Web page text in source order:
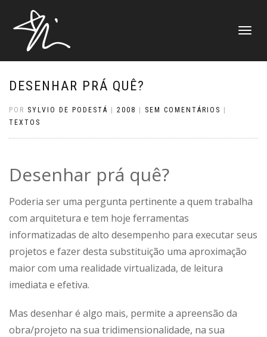
ALTERNAR
DESENHAR PRÁ QUÊ?
POR SYLVIO DE PODESTÁ 2008 SEM COMENTÁRIOS
TEXTOS
Desenhar prá quê?
Poderia ser uma pergunta pertinente a quem trabalha
com arquitetura e tem hoje ferramentas
informatizadas de alto desempenho para executar seus
projetos e fazer desta substituição uma aproximação
maior com uma realidade virtualizada, de leitura
imediata e efetiva.
Mas desenhar é algo mais, permite a apreensão da
obra/projeto na sua tridimensionalidade, na sua